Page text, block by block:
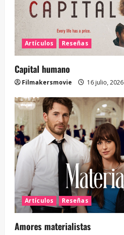
Artículos Reseñas
Capital humano
Filmakersmovie 16 julio, 2026
Artículos Reseñas
Amores materialistas